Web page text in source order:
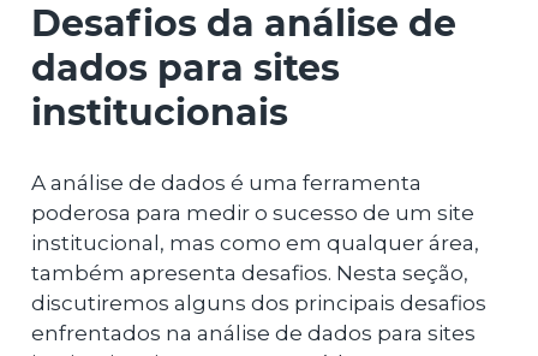
Desafios da análise de
dados para sites
institucionais
A análise de dados é uma ferramenta
poderosa para medir o sucesso de um site
institucional, mas como em qualquer área,
também apresenta desafios. Nesta seção,
discutiremos alguns dos principais desafios
enfrentados na análise de dados para sites